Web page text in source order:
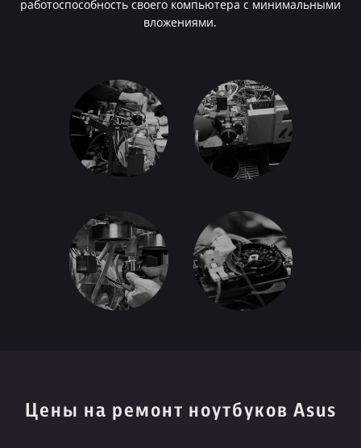
работоспособность своего компьютера с минимальными
вложениями.
Цены на ремонт ноутбуков Asus